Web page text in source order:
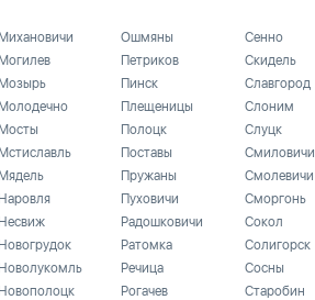
Михановичи
Могилев
Мозырь
Молодечно
Мосты
Мстиславль
Мядель
Наровля
Несвиж
Новогрудок
Новолукомль
Новополоцк
Ошмяны
Петриков
Пинск
Плещеницы
Полоцк
Поставы
Пружаны
Пуховичи
Радошковичи
Ратомка
Речица
Рогачев
Сенно
Скидель
Славгород
Слоним
Слуцк
Смиловичи
Смолевичи
Сморгонь
Сокол
Солигорск
Сосны
Старобин